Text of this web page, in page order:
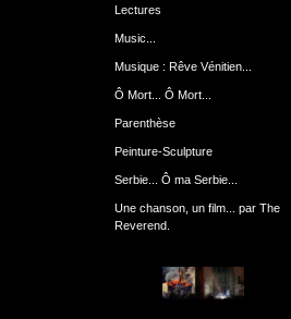
Lectures
Music...
Musique : Rêve Vénitien...
Ô Mort... Ô Mort...
Parenthèse
Peinture-Sculpture
Serbie... Ô ma Serbie...
Une chanson, un film... par The
Reverend.